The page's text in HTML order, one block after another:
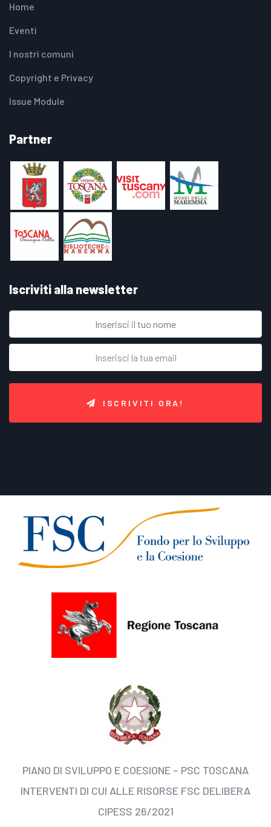
Home
Eventi
I nostri comuni
Copyright e Privacy
Issue Module
Partner
Iscriviti alla newsletter
ISCRIVITI ORA!
PIANO DI SVILUPPO E COESIONE – PSC TOSCANA
INTERVENTI DI CUI ALLE RISORSE FSC DELIBERA
CIPESS 26/2021